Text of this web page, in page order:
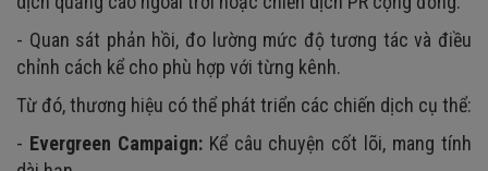
- Quan sát phản hồi, đo lường mức độ tương tác và điều
chỉnh cách kể cho phù hợp với từng kênh.
Từ đó, thương hiệu có thể phát triển các chiến dịch cụ thể:
- Evergreen Campaign:Kể câu chuyện cốt lõi, mang tính